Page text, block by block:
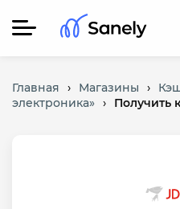
Главная › Магазины ›
электроника» › Получить